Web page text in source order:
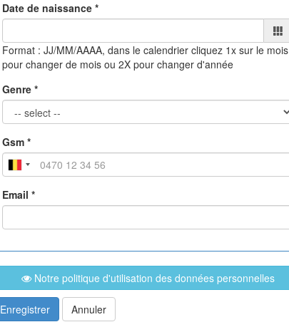
Date de naissance *
Format : JJ/MM/AAAA, dans le calendrier cliquez 1x sur le mois
pour changer de mois ou 2X pour changer d'année
Genre *
Gsm *
Email *
Notre politique d'utilisation des données personnelles
Enregistrer Annuler